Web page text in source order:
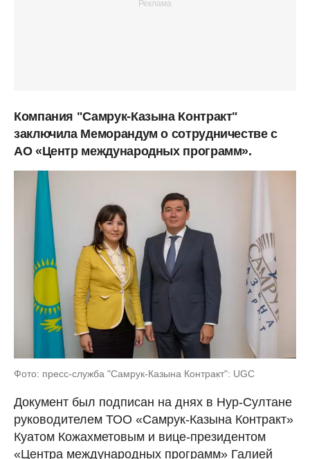
Компания "Самрук-Казына Контракт"
заключила Меморандум о сотрудничестве с
АО «Центр международных программ».
Фото: пресс-служба "Самрук-Казына Контракт": UGC
Документ был подписан на днях в Нур-Султане
руководителем ТОО «Самрук-Казына Контракт»
Куатом Кожахметовым и вице-президентом
«Центра международных программ» Галией